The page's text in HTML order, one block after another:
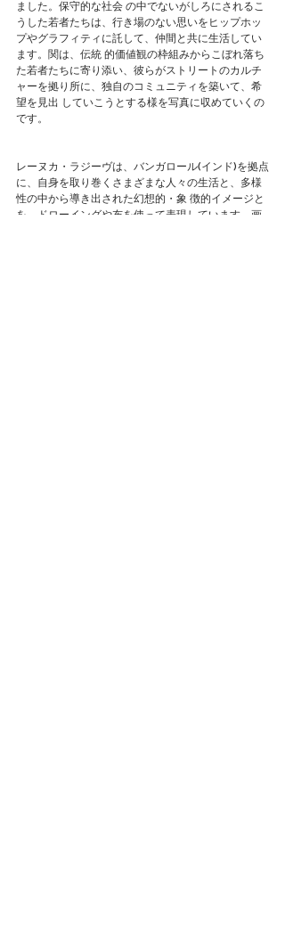
ました。保守的な社会 の中でないがしろにされるこ
うした若者たちは、行き場のない思いをヒップホッ
プやグラフィティに託して、仲間と共に生活してい
ます。関は、伝統 的価値観の枠組みからこぼれ落ち
た若者たちに寄り添い、彼らがストリートのカルチ
ャーを拠り所に、独自のコミュニティを築いて、希
望を見出 していこうとする様を写真に収めていくの
です。
レーヌカ・ラジーヴは、バンガロール(インド)を拠点
に、自身を取り巻くさまざまな人々の生活と、多様
性の中から導き出された幻想的・象 徴的イメージと
を、ドローイングや布を使って表現しています。画